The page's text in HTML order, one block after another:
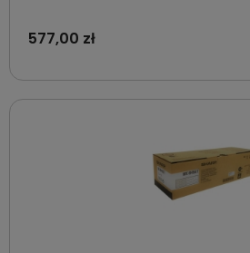
577,00 zł